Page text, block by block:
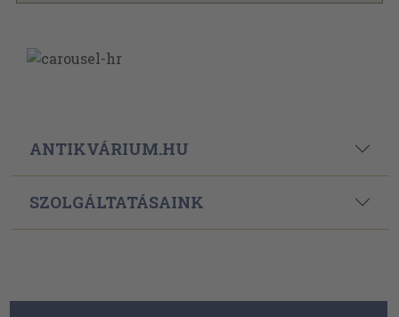
ANTIKVÁRIUM.HU
SZOLGÁLTATÁSAINK